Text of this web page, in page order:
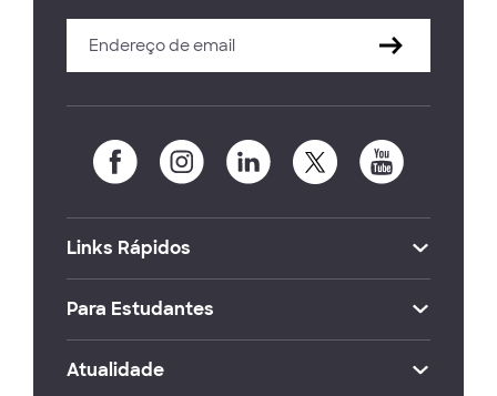
Links Rápidos
Para Estudantes
Atualidade